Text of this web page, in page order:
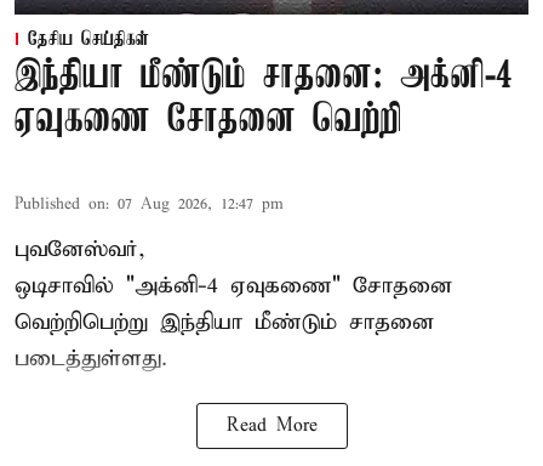
தேசிய செய்திகள்
இந்தியா மீண்டும் சாதனை: அக்னி-4
ஏவுகணை சோதனை வெற்றி
Published on: 07 Aug 2026, 12:47 pm
புவனேஸ்வர்,
ஒடிசாவில் "அக்னி-4 ஏவுகணை" சோதனை
வெற்றிபெற்று இந்தியா மீண்டும் சாதனை
படைத்துள்ளது.
Read More